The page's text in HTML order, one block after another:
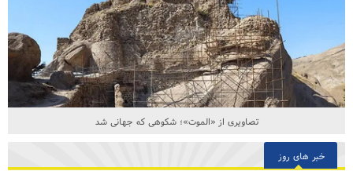
تصاویری از «الموت»؛ شکوهی که جهانی شد
خبر های روز